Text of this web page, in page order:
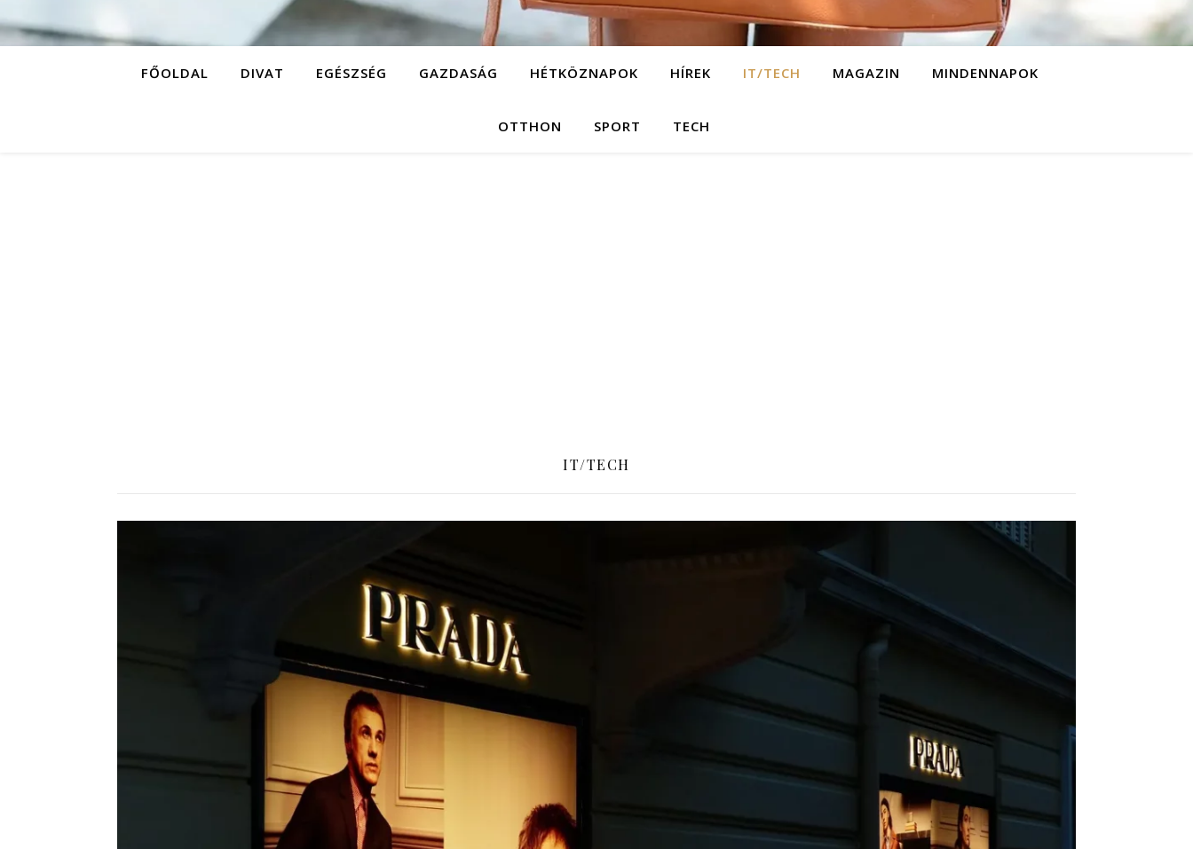
FŐOLDAL DIVAT EGÉSZSÉG GAZDASÁG HÉTKÖZNAPOK HÍREK IT/TECH MAGAZIN MINDENNAPOK
OTTHON SPORT TECH
IT/TECH